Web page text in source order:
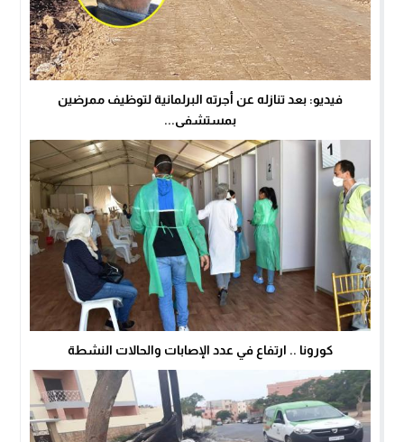
فيديو: بعد تنازله عن أجرته البرلمانية لتوظيف ممرضين
بمستشفى...
كورونا .. ارتفاع في عدد الإصابات والحالات النشطة